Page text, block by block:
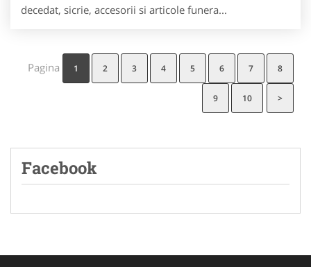
decedat, sicrie, accesorii si articole funera...
Pagina 1 2 3 4 5 6 7 8
9 10 >
Facebook